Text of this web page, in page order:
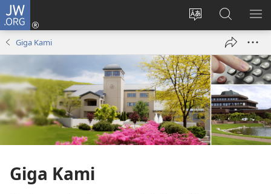
JW.ORG
Tukar
ba
laman
web
Log
Masuk
window)
Giga
JW.ORG
Giga Kami
Giga Kami